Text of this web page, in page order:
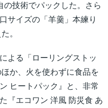
の技術でパックした。さら
サイズの「羊羹」本練り
。
よる「ローリングストッ
か、火を使わずに食品を
ヒートパック』と、非常
『エコワン 洋風 防災食 あ